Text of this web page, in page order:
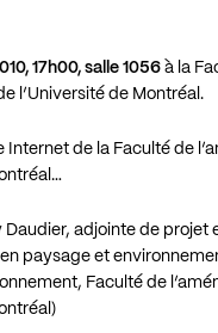
17h00, salle 1056 à la
l’Université de Montréal.
Internet de la Faculté de
Daudier, adjointe de projet
paysage et
Faculté de